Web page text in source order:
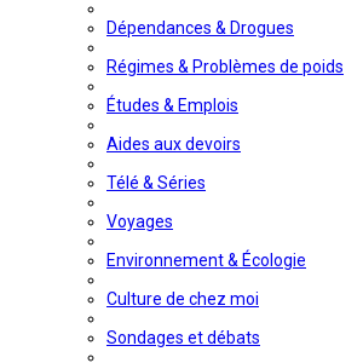
Dépendances & Drogues
Régimes & Problèmes de poids
Études & Emplois
Aides aux devoirs
Télé & Séries
Voyages
Environnement & Écologie
Culture de chez moi
Sondages et débats